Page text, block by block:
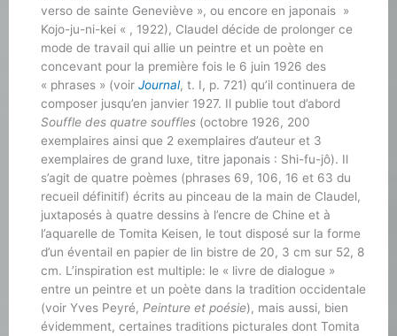
verso de sainte Geneviève », ou encore en japonais »
Kojo-ju-ni-kei « , 1922), Claudel décide de prolonger ce
mode de travail qui allie un peintre et un poète en
concevant pour la première fois le 6 juin 1926 des
« phrases » (voir Journal, t. I, p. 721) qu’il continuera de
composer jusqu’en janvier 1927. Il publie tout d’abord
Souffle des quatre souffles(octobre 1926, 200
exemplaires ainsi que 2 exemplaires d’auteur et 3
exemplaires de grand luxe, titre japonais : Shi-fu-jô). Il
s’agit de quatre poèmes (phrases 69, 106, 16 et 63 du
recueil définitif) écrits au pinceau de la main de Claudel,
juxtaposés à quatre dessins à l’encre de Chine et à
l’aquarelle de Tomita Keisen, le tout disposé sur la forme
d’un éventail en papier de lin bistre de 20, 3 cm sur 52, 8
cm. L’inspiration est multiple: le « livre de dialogue »
entre un peintre et un poète dans la tradition occidentale
(voir Yves Peyré, Peinture et poésie), mais aussi, bien
évidemment, certaines traditions picturales dont Tomita